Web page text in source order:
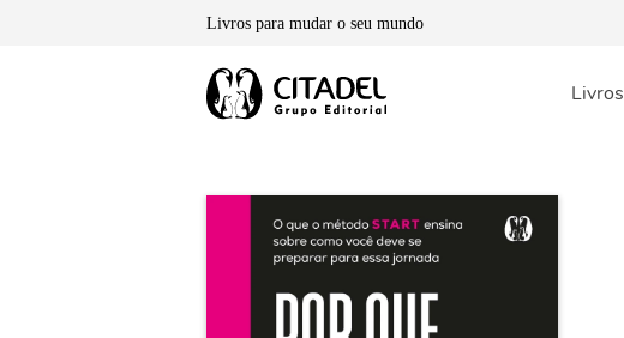
Livros para mudar o seu mundo
Livros